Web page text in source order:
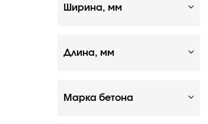
Ширина, мм
Длина, мм
Марка бетона